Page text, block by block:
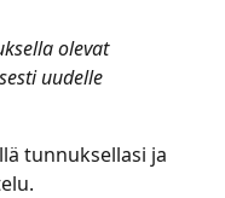
olevat
uudelle
tunnuksellasi ja